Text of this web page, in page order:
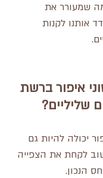
שמעורר את
אותנו לקנות
איפור ברשת
שליליים?
יכולה להיות גם
לקחת את הצפייה
הנכון.